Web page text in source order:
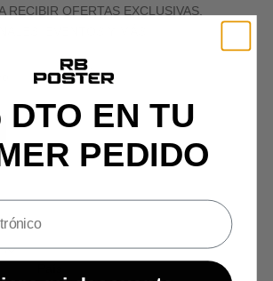
RECIBIR OFERTAS EXCLUSIVAS,
DTO EN TU
PEDIDO